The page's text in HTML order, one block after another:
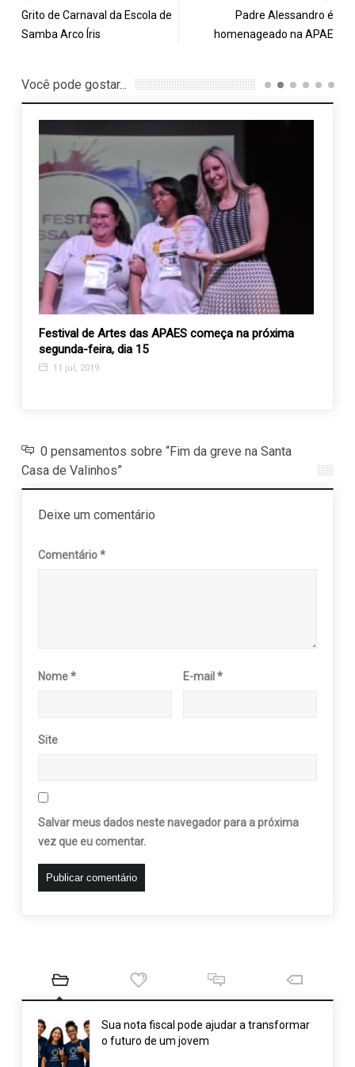
Grito de Carnaval da Escola de
Samba Arco Íris
Padre Alessandro é
homenageado na APAE
Você pode gostar...
Festival de Artes das APAES começa na próxima
segunda-feira, dia 15
11 jul, 2019
0 pensamentos sobre “Fim da greve na Santa
Casa de Valinhos”
Deixe um comentário
Comentário*
Nome* E-mail*
Site
Salvar meus dados neste navegador para a próxima
vez que eu comentar.
Sua nota fiscal pode ajudar a transformar
o futuro de um jovem